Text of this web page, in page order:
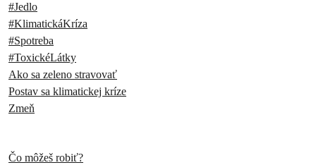
#Jedlo
#KlimatickáKríza
#Spotreba
#ToxickéLátky
Ako sa zeleno stravovať
Postav sa klimatickej kríze
Zmeň
Čo môžeš robiť?